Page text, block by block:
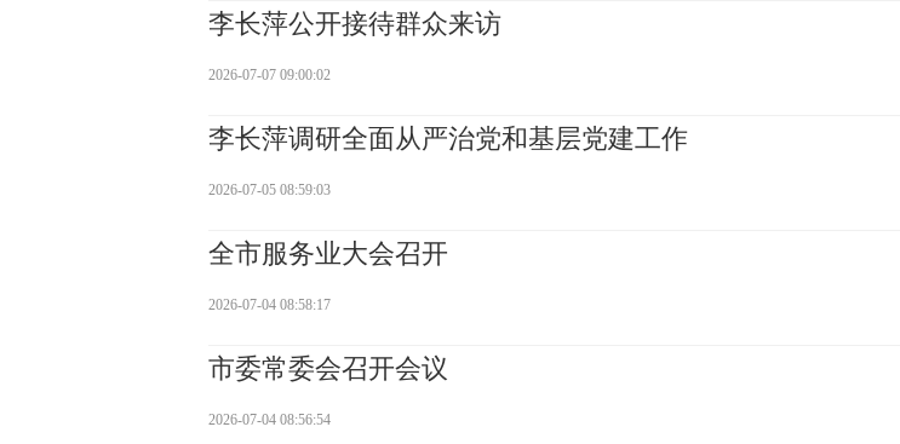
李长萍公开接待群众来访
2026-07-07 09:00:02
李长萍调研全面从严治党和基层党建工作
2026-07-05 08:59:03
全市服务业大会召开
2026-07-04 08:58:17
市委常委会召开会议
2026-07-04 08:56:54